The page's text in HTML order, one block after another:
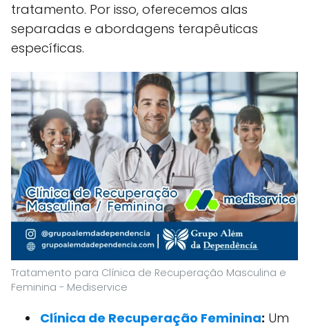
tratamento. Por isso, oferecemos alas
separadas e abordagens terapêuticas
específicas.
Tratamento para Clínica de Recuperação Masculina e
Feminina - Mediservice
Clínica de Recuperação Feminina: Um